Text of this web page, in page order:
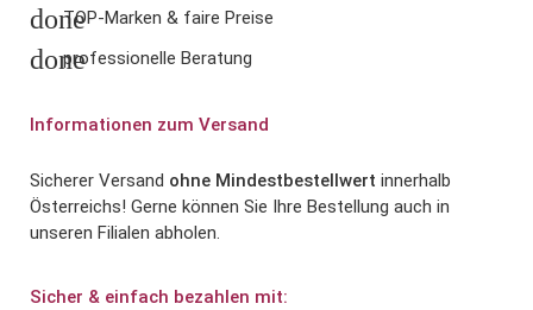
doneTOP-Marken & faire Preise
doneprofessionelle Beratung
Informationen zum Versand
Sicherer Versand ohne Mindestbestellwert innerhalb
Österreichs! Gerne können Sie Ihre Bestellung auch in
unseren Filialen abholen.
Sicher & einfach bezahlen mit: